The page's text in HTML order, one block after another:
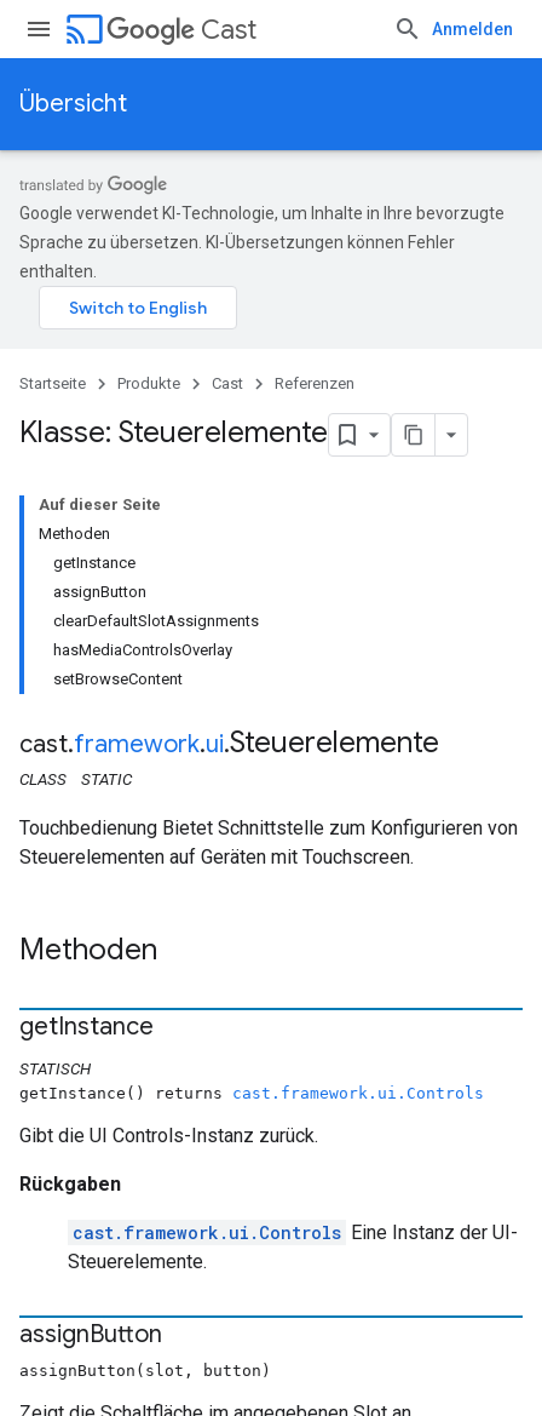
cast Cast Anmelden
Übersicht
Google verwendet KI-Technologie, um Inhalte in Ihre bevorzugte
Sprache zu übersetzen. KI-Übersetzungen können Fehler
enthalten.
Startseite Produkte Cast Referenzen
Klasse: Steuerelemente
Auf dieser Seite
Methoden
getInstance
assignButton
clearDefaultSlotAssignments
hasMediaControlsOverlay
setBrowseContent
cast.framework.ui.Steuerelemente
CLASS STATIC
Touchbedienung Bietet Schnittstelle zum Konfigurieren von
Steuerelementen auf Geräten mit Touchscreen.
Methoden
getInstance
STATISCH
getInstance() returns cast.framework.ui.Controls
Gibt die UI Controls-Instanz zurück.
Rückgaben
cast.framework.ui.Controls Eine Instanz der UI-
Steuerelemente.
assignButton
assignButton(slot, button)